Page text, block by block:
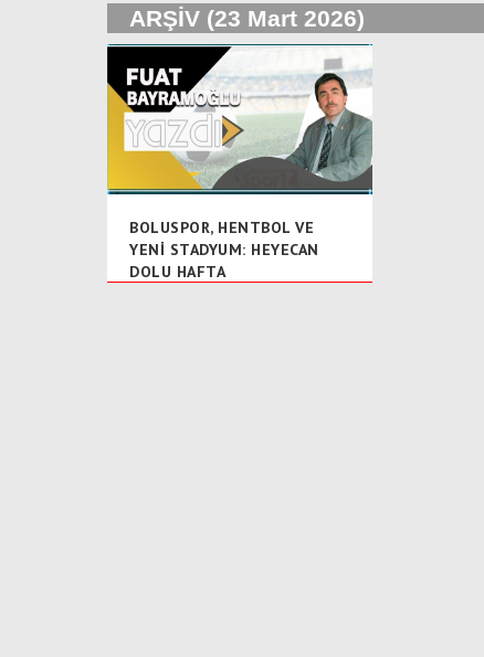
ARŞİV (23 Mart 2026)
BOLUSPOR, HENTBOL VE
YENİ STADYUM: HEYECAN
DOLU HAFTA